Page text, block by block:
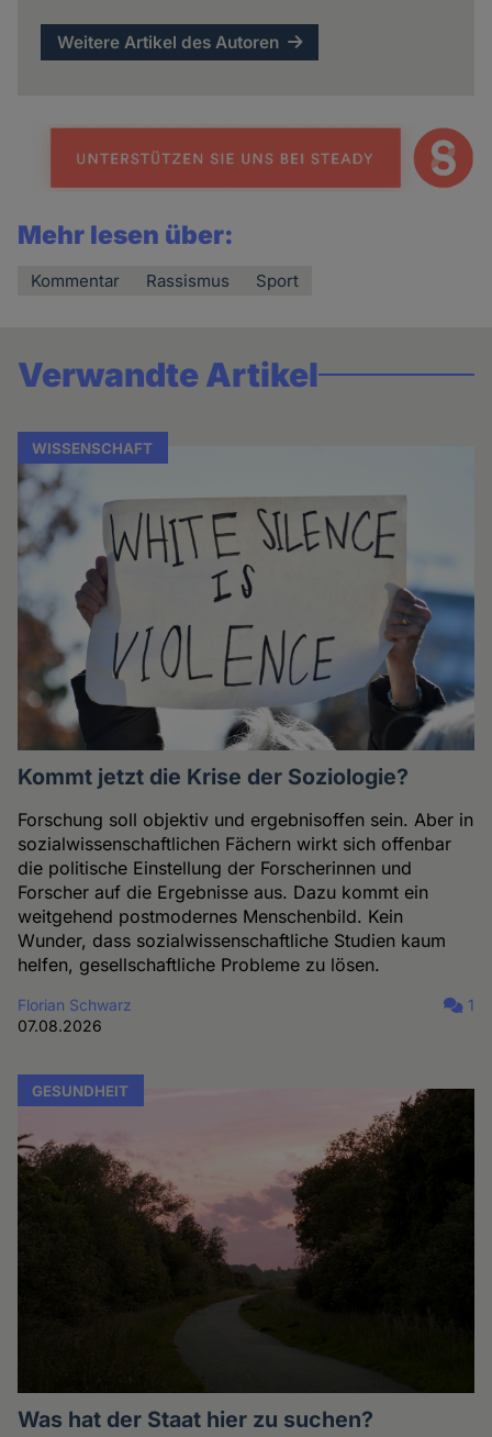
Weitere Artikel des Autoren
Mehr lesen über:
Kommentar Rassismus Sport
Verwandte Artikel
WISSENSCHAFT
Kommt jetzt die Krise der Soziologie?
Forschung soll objektiv und ergebnisoffen sein. Aber in
sozialwissenschaftlichen Fächern wirkt sich offenbar
die politische Einstellung der Forscherinnen und
Forscher auf die Ergebnisse aus. Dazu kommt ein
weitgehend postmodernes Menschenbild. Kein
Wunder, dass sozialwissenschaftliche Studien kaum
helfen, gesellschaftliche Probleme zu lösen.
Florian Schwarz
07.08.2026
1
GESUNDHEIT
Was hat der Staat hier zu suchen?